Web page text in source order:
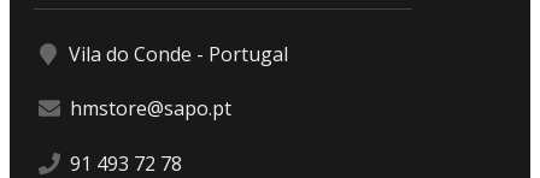
Vila do Conde - Portugal
hmstore@sapo.pt
91 493 72 78